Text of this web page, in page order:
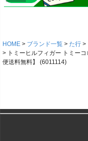
HOME ブランド一覧 た行
トミーヒルフィガー トミー
便送料無料】 (6011114)